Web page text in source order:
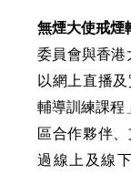
無煙大使戒煙
委員會與香
以網上直播
輔導訓練課程
區合作夥伴
過線上及線